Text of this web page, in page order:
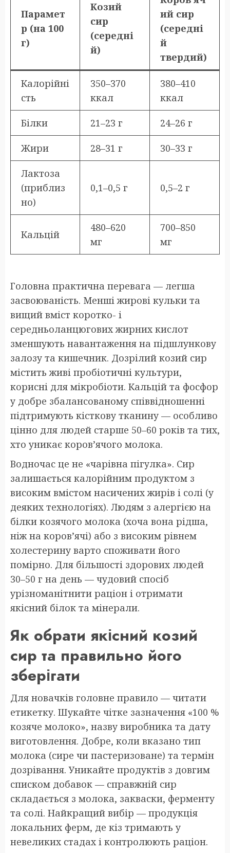
Парамет
р (на 100
г)
Козий
сир
(середні
й)
ий сир
(середні
й
твердий)
Калорійні
сть
350–370
ккал
380–410
ккал
Білки 21–23 г 24–26 г
Жири 28–31 г 30–33 г
Лактоза
(приблиз
но)
0,1–0,5 г 0,5–2 г
Кальцій
480–620
мг
700–850
мг
Головна практична перевага — легша
засвоюваність. Менші жирові кульки та
вищий вміст коротко- і
середньоланцюгових жирних кислот
зменшують навантаження на підшлункову
залозу та кишечник. Дозрілий козий сир
містить живі пробіотичні культури,
корисні для мікробіоти. Кальцій та фосфор
у добре збалансованому співвідношенні
підтримують кісткову тканину — особливо
цінно для людей старше 50–60 років та тих,
хто уникає коров’ячого молока.
Водночас це не «чарівна пігулка». Сир
залишається калорійним продуктом з
високим вмістом насичених жирів і солі (у
деяких технологіях). Людям з алергією на
білки козячого молока (хоча вона рідша,
ніж на коров’ячі) або з високим рівнем
холестерину варто споживати його
помірно. Для більшості здорових людей
30–50 г на день — чудовий спосіб
урізноманітнити раціон і отримати
якісний білок та мінерали.
Як обрати якісний козий
сир та правильно його
зберігати
Для новачків головне правило — читати
етикетку. Шукайте чітке зазначення «100 %
козяче молоко», назву виробника та дату
виготовлення. Добре, коли вказано тип
молока (сире чи пастеризоване) та термін
дозрівання. Уникайте продуктів з довгим
списком добавок — справжній сир
складається з молока, закваски, ферменту
та солі. Найкращий вибір — продукція
локальних ферм, де кіз тримають у
невеликих стадах і контролюють раціон.